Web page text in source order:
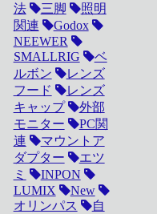
法
三脚
照明
関連
Godox
NEEWER
SMALLRIG
ベ
ルボン
レンズ
フード
レンズ
キャップ
外部
モニター
PC関
連
マウントア
ダプター
エツ
ミ
INPON
LUMIX
New
オリンパス
自